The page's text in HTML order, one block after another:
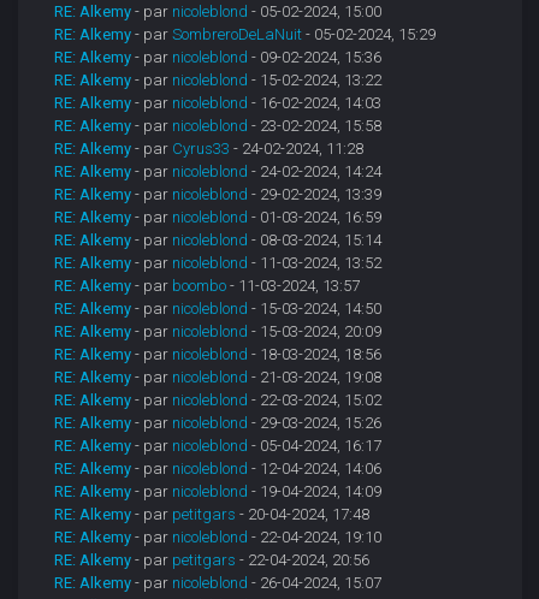
RE: Alkemy - par nicoleblond - 05-02-2024, 15:00
RE: Alkemy - parSombreroDeLaNuit - 05-02-2024, 15:29
RE: Alkemy - par nicoleblond - 09-02-2024, 15:36
RE: Alkemy - par nicoleblond - 15-02-2024, 13:22
RE: Alkemy - par nicoleblond - 16-02-2024, 14:03
RE: Alkemy - par nicoleblond - 23-02-2024, 15:58
RE: Alkemy - par Cyrus33 - 24-02-2024, 11:28
RE: Alkemy - par nicoleblond - 24-02-2024, 14:24
RE: Alkemy - par nicoleblond - 29-02-2024, 13:39
RE: Alkemy - par nicoleblond - 01-03-2024, 16:59
RE: Alkemy - par nicoleblond - 08-03-2024, 15:14
RE: Alkemy - par nicoleblond - 11-03-2024, 13:52
RE: Alkemy - par boombo - 11-03-2024, 13:57
RE: Alkemy - par nicoleblond - 15-03-2024, 14:50
RE: Alkemy - par nicoleblond - 15-03-2024, 20:09
RE: Alkemy - par nicoleblond - 18-03-2024, 18:56
RE: Alkemy - par nicoleblond - 21-03-2024, 19:08
RE: Alkemy - par nicoleblond - 22-03-2024, 15:02
RE: Alkemy - par nicoleblond - 29-03-2024, 15:26
RE: Alkemy - par nicoleblond - 05-04-2024, 16:17
RE: Alkemy - par nicoleblond - 12-04-2024, 14:06
RE: Alkemy - par nicoleblond - 19-04-2024, 14:09
RE: Alkemy - par petitgars - 20-04-2024, 17:48
RE: Alkemy - par nicoleblond - 22-04-2024, 19:10
RE: Alkemy - par petitgars - 22-04-2024, 20:56
RE: Alkemy - par nicoleblond - 26-04-2024, 15:07